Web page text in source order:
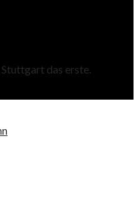
das erste.